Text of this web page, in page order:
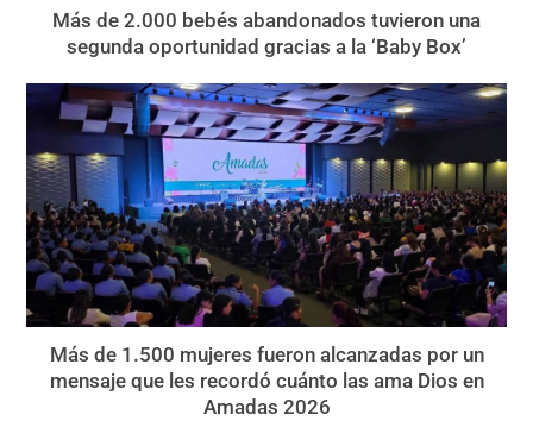
Más de 2.000 bebés abandonados tuvieron una
segunda oportunidad gracias a la ‘Baby Box’
Más de 1.500 mujeres fueron alcanzadas por un
mensaje que les recordó cuánto las ama Dios en
Amadas 2026